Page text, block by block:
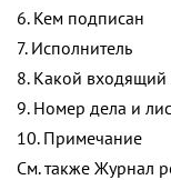
6. Кем подписан
7. Исполнитель
8. Какой
9. Номер дела и
10. Примечание
См. также Журнал